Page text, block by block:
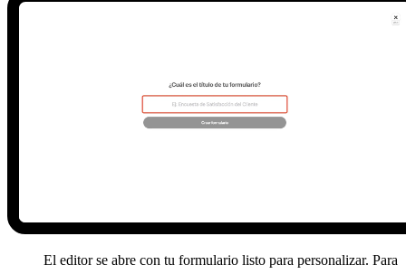
El editor se abre con tu formulario listo para personalizar. Para